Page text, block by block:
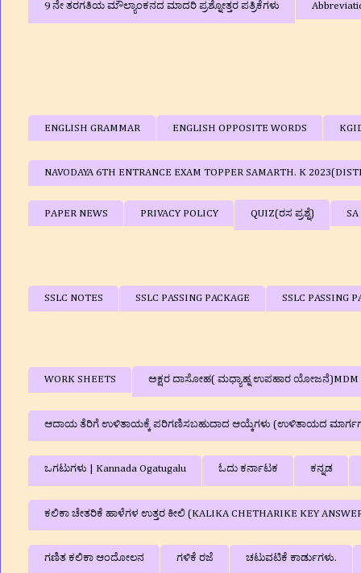
9 ನೇ ತರಗತಿಯ ಮೌಲ್ಯಾಂಕನದ ಮಾದರಿ ಪ್ರಶ್ನೋತ್ತರ ಪತ್ರಿಕೆಗಳು
ENGLISH GRAMMAR ENGLISH OPPOSITE WORDS
NAVODAYA 6TH ENTRANCE EXAM TOPPER SAMARTH. K
PAPER NEWS PRIVACY POLICY QUIZ(ರಸ ಪ್ರಶ್ನೆ)
SSLC NOTES SSLC PASSING PACKAGE SSLC PASSING
WORK SHEETS ಅಕ್ಷರ ದಾಸೋಹ( ಮಧ್ಯಾಹ್ನ ಉಪಹಾರ ಯೋಜನೆ)MDM
ಆದಾಯ ತೆರಿಗೆ ಉಳಿತಾಯಕ್ಕೆ ಪರಿಗಣಿಸಬಹುದಾದ ಆಯ್ಕೆಗಳು (ಉಳಿತಾಯದ
ಒಗಟುಗಳು | Kannada Ogatugalu ಓದು ಕರ್ನಾಟಕ ಕನ್ನಡ
ಕಲಿಕಾ ಚೇತರಿಕೆ ಹಾಳೆಗಳ ಉತ್ತರ ಕೀಲಿ (KALIKA CHETHARIKE KEY
ಗಣಿತ ಕಲಿಕಾ ಆಂದೋಲನ ಗಳಿಕೆ ರಜೆ ಚಟುವಟಿಕೆ ಕಾರ್ಡುಗಳು.